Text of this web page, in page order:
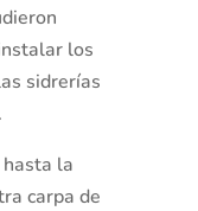
los
sidrerías
.
la
carpa de